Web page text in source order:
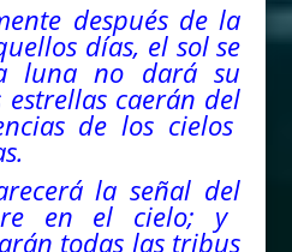
después de la
días, el sol se
luna no dará su
caerán del
de los cielos
la señal del
en el cielo; y
todas las tribus